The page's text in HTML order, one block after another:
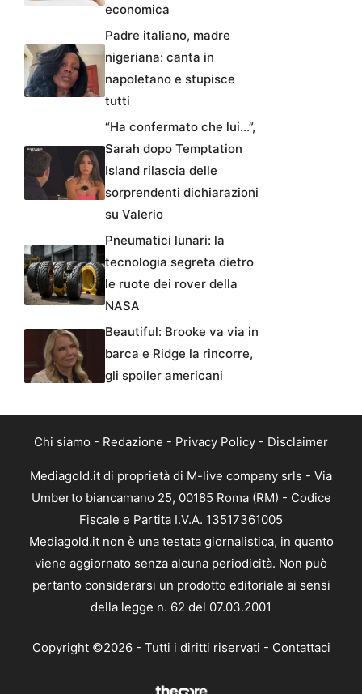
economica
Padre italiano, madre
nigeriana: canta in
napoletano e stupisce
tutti
“Ha confermato che lui…”,
Sarah dopo Temptation
Island rilascia delle
sorprendenti dichiarazioni
su Valerio
Pneumatici lunari: la
tecnologia segreta dietro
le ruote dei rover della
NASA
Beautiful: Brooke va via in
barca e Ridge la rincorre,
gli spoiler americani
Chi siamo - Redazione - Privacy Policy - Disclaimer
Mediagold.it di proprietà di M-live company srls - Via
Umberto biancamano 25, 00185 Roma (RM) - Codice
Fiscale e Partita I.V.A. 13517361005
Mediagold.it non è una testata giornalistica, in quanto
viene aggiornato senza alcuna periodicità. Non può
pertanto considerarsi un prodotto editoriale ai sensi
della legge n. 62 del 07.03.2001
Copyright ©2026 - Tutti i diritti riservati - Contattaci